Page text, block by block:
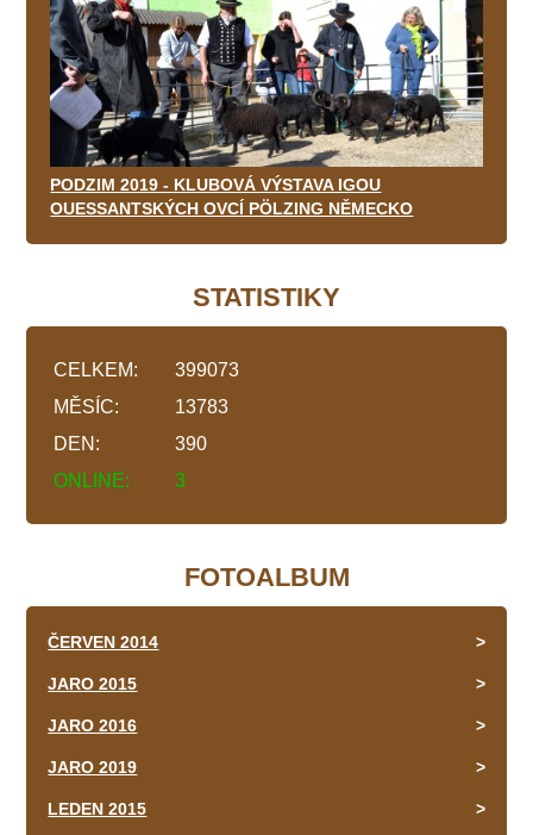
PODZIM 2019 - KLUBOVÁ VÝSTAVA IGOU
OUESSANTSKÝCH OVCÍ PÖLZING NĚMECKO
STATISTIKY
ONLINE: 3
CELKEM:
399073
MĚSÍC:
13783
DEN:
390
FOTOALBUM
ČERVEN 2014
JARO 2015
JARO 2016
JARO 2019
LEDEN 2015